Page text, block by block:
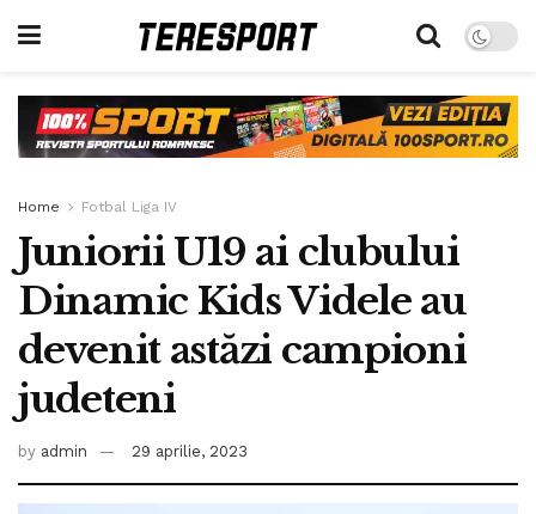
Home Fotbal Liga IV
Juniorii U19 ai clubului
Dinamic Kids Videle au
devenit astăzi campioni
judeteni
by admin 29 aprilie, 2023